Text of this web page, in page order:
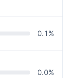
0.1 %
0.0%